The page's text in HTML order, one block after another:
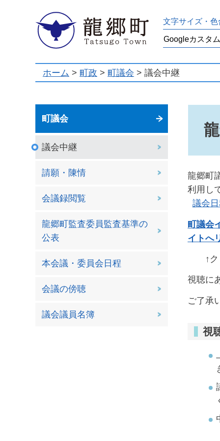
龍郷町 文字サイズ・
ホーム > 町政 > 町議会 > 議会中継
町議会
議会中継
請願・陳情
会議録閲覧
龍郷町監査委員監査基準の
公表
本会議・委員会日程
会議の傍聴
議会議員名簿
龍郷町
利用し
議会
町議会
イトへ
↑
視聴に
ご了承
視